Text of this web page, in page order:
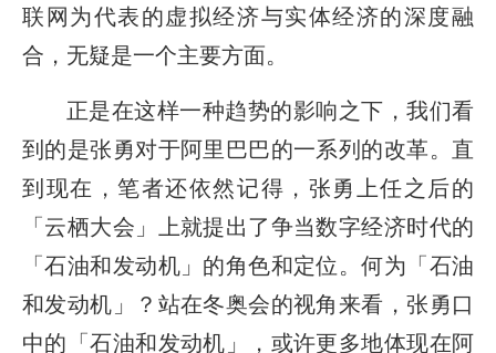
联网为代表的虚拟经济与实体经济的深度融
合，无疑是一个主要方面。
正是在这样一种趋势的影响之下，我们看
到的是张勇对于阿里巴巴的一系列的改革。直
到现在，笔者还依然记得，张勇上任之后的
「云栖大会」上就提出了争当数字经济时代的
「石油和发动机」的角色和定位。何为「石油
和发动机」？站在冬奥会的视角来看，张勇口
中的「石油和发动机」，或许更多地体现在阿